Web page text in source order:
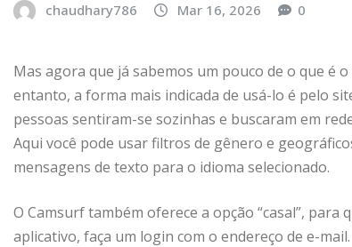
chaudhary786 Mar 16, 2026 0
Mas agora que já sabemos um pouco de o que é
entanto, a forma mais indicada de usá-lo é pelo
pessoas sentiram-se sozinhas e buscaram em
Aqui você pode usar filtros de gênero e
mensagens de texto para o idioma selecionado.
O Camsurf também oferece a opção “casal”,
aplicativo, faça um login com o endereço de e-